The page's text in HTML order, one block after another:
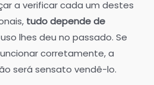
a verificar cada um destes
tudo depende de
lhes deu no passado. Se
corretamente, a
será sensato vendê-lo.